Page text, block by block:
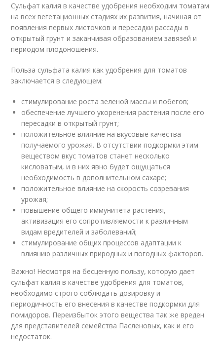
Сульфат калия в качестве удобрения необходим томатам
на всех вегетационных стадиях их развития, начиная от
появления первых листочков и пересадки рассады в
открытый грунт и заканчивая образованием завязей и
периодом плодоношения.
Польза сульфата калия как удобрения для томатов
заключается в следующем:
стимулирование роста зеленой массы и побегов;
обеспечение лучшего укоренения растения после его
пересадки в открытый грунт;
положительное влияние на вкусовые качества
получаемого урожая. В отсутствии подкормки этим
веществом вкус томатов станет несколько
кисловатым, и в них явно будет ощущаться
необходимость в дополнительном сахаре;
положительное влияние на скорость созревания
урожая;
повышение общего иммунитета растения,
активизация его сопротивляемости к различным
видам вредителей и заболеваний;
стимулирование общих процессов адаптации к
влиянию различных природных и погодных факторов.
Важно! Несмотря на бесценную пользу, которую дает
сульфат калия в качестве удобрения для томатов,
необходимо строго соблюдать дозировку и
периодичность его внесения в качестве подкормки для
помидоров. Переизбыток этого вещества так же вреден
для представителей семейства Пасленовых, как и его
недостаток.